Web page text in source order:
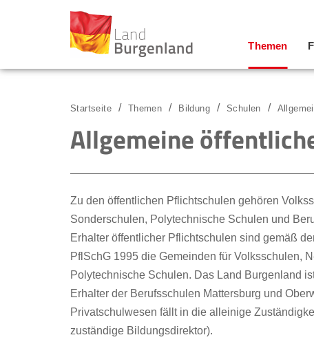
Zum Inhalt
Zum Menü
Zur Suche
Themen
Startseite Themen Bildung Schulen
Allgemeine
Zu den öffentlichen Pflichtschulen gehören
Sonderschulen, Polytechnische Schulen und
Erhalter öffentlicher Pflichtschulen sind gemäß
PflSchG 1995 die Gemeinden für Volksschulen,
Polytechnische Schulen. Das Land Burgenland
Erhalter der Berufsschulen Mattersburg und
Privatschulwesen fällt in die alleinige
zuständige Bildungsdirektor).